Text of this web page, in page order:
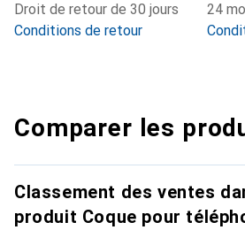
Droit de retour de 30 jours
Conditions de retour
24
Comparer les
Classement des ventes
produit Coque pour